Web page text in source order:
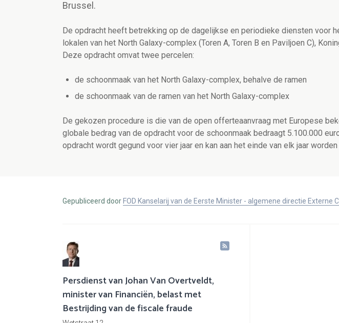
Brussel.
De opdracht heeft betrekking op de dagelijkse en periodieke diensten voor
lokalen van het North Galaxy-complex (Toren A, Toren B en Paviljoen C),
Deze opdracht omvat twee percelen:
de schoonmaak van het North Galaxy-complex, behalve de ramen
de schoonmaak van de ramen van het North Galaxy-complex
De gekozen procedure is die van de open offerteaanvraag met Europese
globale bedrag van de opdracht voor de schoonmaak bedraagt 5.100.000
opdracht wordt gegund voor vier jaar en kan aan het einde van elk jaar
Gepubliceerd door FOD Kanselarij van de Eerste Minister - algemene directie Externe
Persdienst van Johan Van Overtveldt,
minister van Financiën, belast met
Bestrijding van de fiscale fraude